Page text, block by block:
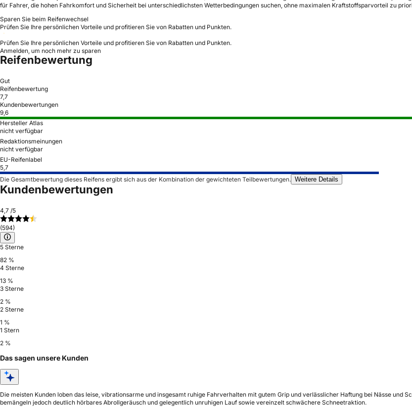
für Fahrer, die hohen Fahrkomfort und Sicherheit bei unterschiedlichsten Wetterbedingungen suchen, ohne maximalen Kraftstoffsparvorteil zu
Sparen Sie beim Reifenwechsel
Prüfen Sie Ihre persönlichen Vorteile und profitieren Sie von Rabatten und Punkten.
Prüfen Sie Ihre persönlichen Vorteile und profitieren Sie von Rabatten und Punkten.
Anmelden, um noch mehr zu sparen
Reifenbewertung
Gut
Reifenbewertung
7,7
Kundenbewertungen
9,6
Hersteller Atlas
nicht verfügbar
Redaktionsmeinungen
nicht verfügbar
EU-Reifenlabel
5,7
Die Gesamtbewertung dieses Reifens ergibt sich aus der Kombination der gewichteten Teilbewertungen. Weitere Details
Kundenbewertungen
4,7 /5
(594)
5 Sterne
82 %
4 Sterne
13 %
3 Sterne
2 %
2 Sterne
1 %
1 Stern
2 %
Das sagen unsere Kunden
Die meisten Kunden loben das leise, vibrationsarme und insgesamt ruhige Fahrverhalten mit gutem Grip und verlässlicher Haftung bei Nässe und
bemängeln jedoch deutlich hörbares Abrollgeräusch und gelegentlich unruhigen Lauf sowie vereinzelt schwächere Schneetraktion.